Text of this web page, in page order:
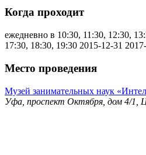
Когда проходит
ежедневно в 10:30, 11:30, 12:30,
17:30, 18:30, 19:30 2015-12-31
Место проведения
Музей занимательных наук
Уфа, проспект Октября, дом 4/